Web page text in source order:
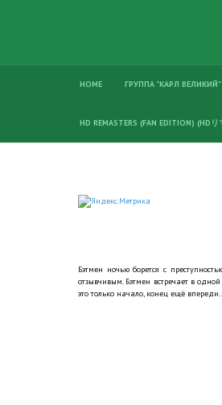
HOME ГРУППА "КАРЛ ВЕЛИКИЙ"
HD REMASTERS (FAN EDITION) (HD
Бэтмен ночью борется с
отзывчивым. Бэтмен встречает в
это только начало, конец ещё впереди…